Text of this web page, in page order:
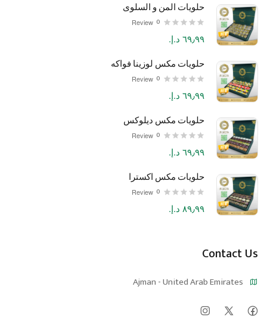
حلويات المن و السلوى
0
Review
٦٩٫٩٩ د.إ.‏
حلويات مكس لوزينا فواكه
0
Review
٦٩٫٩٩ د.إ.‏
حلويات مكس ديلوكس
0
Review
٦٩٫٩٩ د.إ.‏
حلويات مكس اكسترا
0
Review
٨٩٫٩٩ د.إ.‏
Contact Us
Ajman - United Arab Emirates